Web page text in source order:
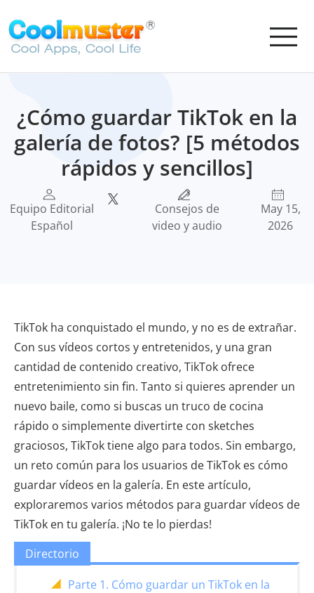
¿Cómo guardar TikTok en la
galería de fotos? [5 métodos
rápidos y sencillos]
Equipo Editorial
Español
Consejos de
video y audio
May 15,
2026
TikTok ha conquistado el mundo, y no es de extrañar.
Con sus vídeos cortos y entretenidos, y una gran
cantidad de contenido creativo, TikTok ofrece
entretenimiento sin fin. Tanto si quieres aprender un
nuevo baile, como si buscas un truco de cocina
rápido o simplemente divertirte con sketches
graciosos, TikTok tiene algo para todos. Sin embargo,
un reto común para los usuarios de TikTok es cómo
guardar vídeos en la galería. En este artículo,
exploraremos varios métodos para guardar vídeos de
TikTok en tu galería. ¡No te lo pierdas!
Directorio
Parte 1. Cómo guardar un TikTok en la